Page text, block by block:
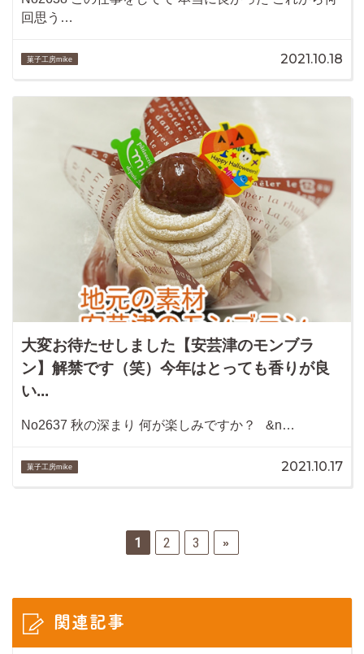
回思う…
菓子工房mike 2021.10.18
大変お待たせしました【安芸津のモンブラ
ン】解禁です（笑）今年はとっても香りが良
い...
No2637 秋の深まり 何が楽しみですか？ &n…
菓子工房mike 2021.10.17
1 2 3 »
関連記事